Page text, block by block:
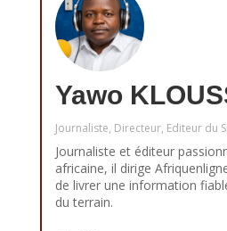
Yawo
Journaliste, Directeur, Editeur du
Journaliste et éditeur
africaine, il dirige
de livrer une information
du terrain.